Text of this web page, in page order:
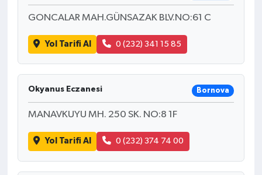
GONCALAR MAH.GÜNSAZAK BLV.NO:61 C
Yol Tarifi Al 0 (232) 341 15 85
Okyanus Eczanesi Bornova
MANAVKUYU MH. 250 SK. NO:8 1F
Yol Tarifi Al 0 (232) 374 74 00